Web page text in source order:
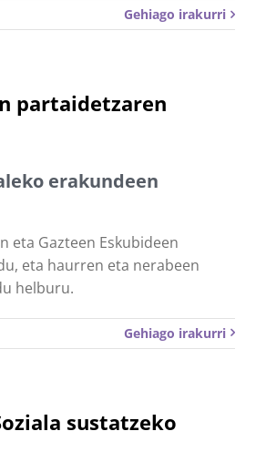
Gehiago irakurri
partaidetzaren
erakundeen
eta Gazteen Eskubideen
eta haurren eta nerabeen
helburu.
Gehiago irakurri
sustatzeko